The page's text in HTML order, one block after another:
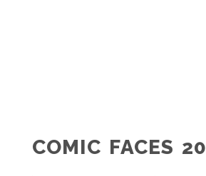
COMIC FACES 20